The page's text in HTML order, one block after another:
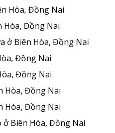
Hòa, Đồng Nai
Hòa, Đồng Nai
ở Biên Hòa, Đồng Nai
Đồng Nai
Đồng Nai
Hòa, Đồng Nai
Hòa, Đồng Nai
ở Biên Hòa, Đồng Nai